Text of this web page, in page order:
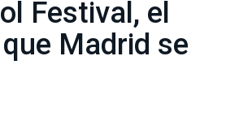
Festival, el
Madrid se